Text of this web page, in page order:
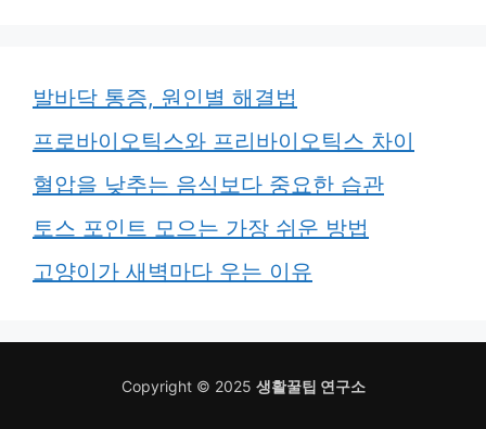
발바닥 통증, 원인별 해결법
프로바이오틱스와 프리바이오틱스 차이
혈압을 낮추는 음식보다 중요한 습관
토스 포인트 모으는 가장 쉬운 방법
고양이가 새벽마다 우는 이유
Copyright © 2025 생활꿀팁 연구소